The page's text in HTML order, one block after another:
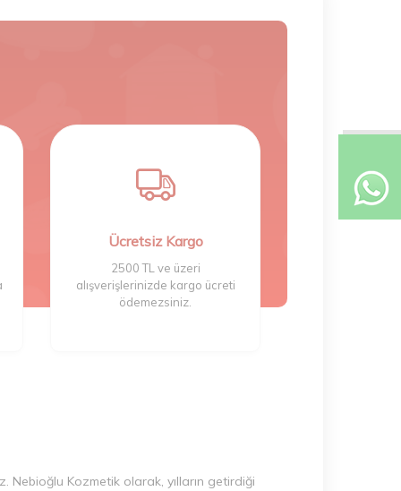
Ücretsiz Kargo
2500 TL ve üzeri
alışverişlerinizde kargo ücreti
ödemezsiniz.
Kozmetik olarak, yılların getirdiği